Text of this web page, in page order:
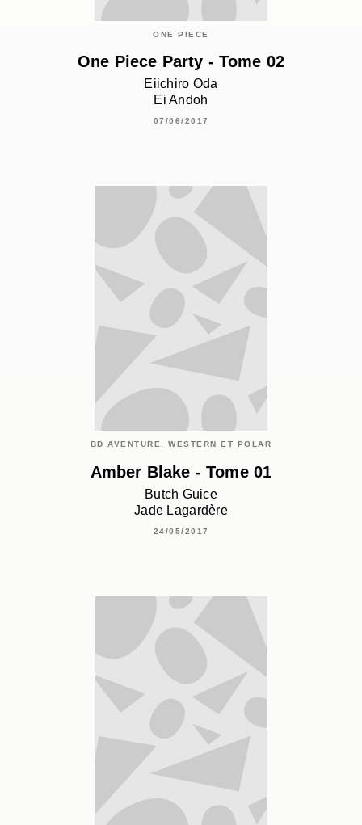
ONE PIECE
One Piece Party - Tome 02
Eiichiro Oda
Ei Andoh
07/06/2017
BD AVENTURE, WESTERN ET POLAR
Amber Blake - Tome 01
Butch Guice
Jade Lagardère
24/05/2017